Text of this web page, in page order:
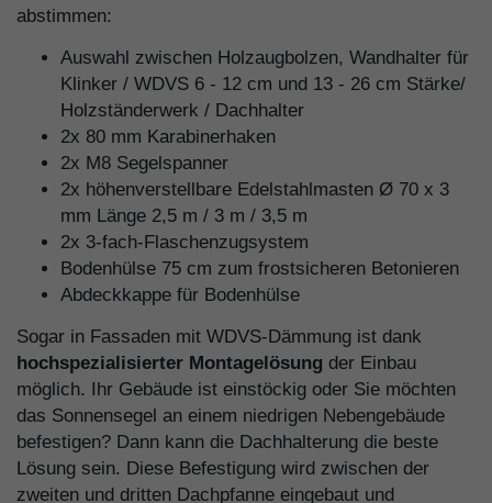
abstimmen:
Auswahl zwischen Holzaugbolzen, Wandhalter für
Klinker / WDVS 6 - 12 cm und 13 - 26 cm Stärke/
Holzständerwerk / Dachhalter
2x 80 mm Karabinerhaken
2x M8 Segelspanner
2x höhenverstellbare Edelstahlmasten Ø 70 x 3
mm Länge 2,5 m / 3 m / 3,5 m
2x 3-fach-Flaschenzugsystem
Bodenhülse 75 cm zum frostsicheren Betonieren
Abdeckkappe für Bodenhülse
Sogar in Fassaden mit WDVS-Dämmung ist dank
hochspezialisierter Montagelösung der Einbau
möglich. Ihr Gebäude ist einstöckig oder Sie möchten
das Sonnensegel an einem niedrigen Nebengebäude
befestigen? Dann kann die Dachhalterung die beste
Lösung sein. Diese Befestigung wird zwischen der
zweiten und dritten Dachpfanne eingebaut und